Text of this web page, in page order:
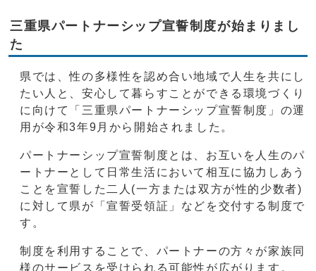
三重県パートナーシップ宣誓制度が始まりまし
た
県では、性の多様性を認め合い地域で人生を共にし
たい人と、安心して暮らすことができる環境づくり
に向けて「三重県パートナーシップ宣誓制度」の運
用が令和3年9月から開始されました。
パートナーシップ宣誓制度とは、お互いを人生のパ
ートナーとして日常生活において相互に協力しあう
ことを宣誓した二人(一方または双方が性的少数者)
に対して県が「宣誓受領証」などを交付する制度で
す。
制度を利用することで、パートナーの方々が家族同
様のサービスを受けられる可能性が広がります。